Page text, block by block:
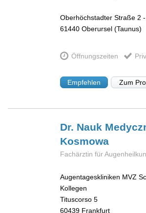
Oberhöchstadter Straße 2
61440 Oberursel (Taunus)
Öffnungszeiten
Empfehlen Zum
Dr. Nauk
Kosmowa
Fachärztin für
Augentageskliniken MVZ
Kollegen
Tituscorso 5
60439 Frankfurt